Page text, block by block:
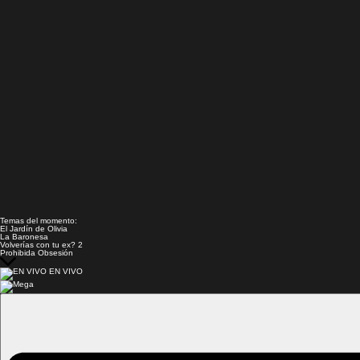
Temas del momento:
El Jardín de Olivia
La Baronesa
Volverías con tu ex? 2
Prohibida Obsesión
EN VIVO